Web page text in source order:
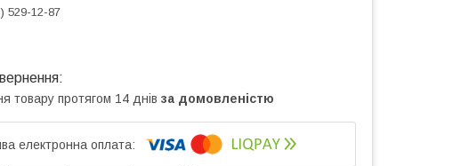
529-12-87
товару протягом 14 днів за домовленістю